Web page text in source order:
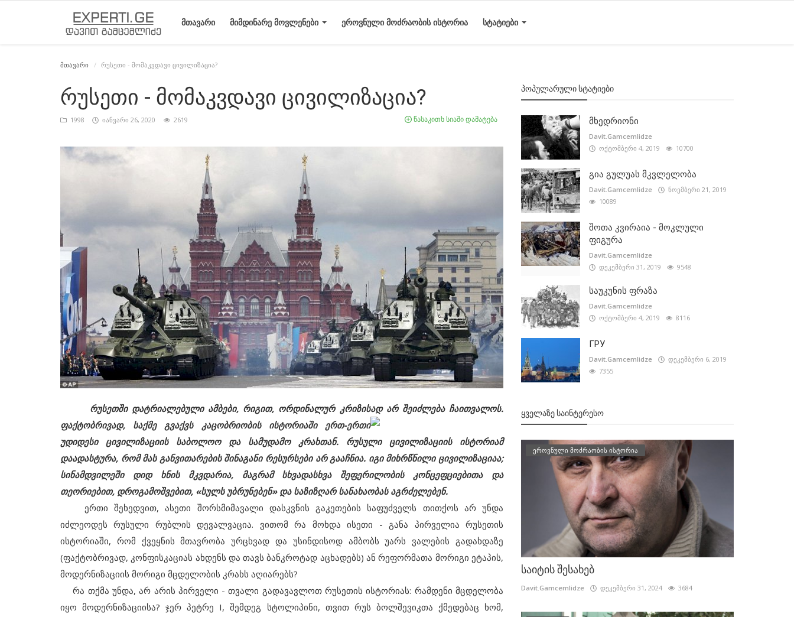
ᲛᲗᲐᲕᲐᲠᲘ ᲛᲘᲛᲓᲘᲜᲐᲠᲔ ᲛᲝᲕᲚᲔᲜᲔᲑᲘ ᲔᲠᲝᲕᲜᲣᲚᲘ ᲛᲝᲫᲠᲐᲝᲑᲘᲡ ᲘᲡᲢᲝᲠᲘᲐ ᲡᲢᲐᲢᲘᲔᲑᲘ
მოვლენები
მოძრაობის
მთავარი რუსეთი - მომაკვდავი ცივილიზაცია?
რუსეთი - მომაკვდავი ცივილიზაცია?
1998 იანვარი 26, 2020 2619 წასაკითხ სიაში დამატება
რუსეთში დატრიალებული ამბები, რიგით, ორდინალურ კრიზისად არ შეიძლება ჩაითვალოს.
ფაქტობრივად, საქმე გვაქვს კაცობრიობის ისტორიაში ერთ-ერთი
უდიდესი ცივილიზაციის საბოლოო და სამუდამო კრახთან. რუსული ცივილიზაციის ისტორიამ
დაადასტურა, რომ მას განვითარების შინაგანი რესურსები არ გააჩნია. იგი მიხრწნილი ცივილიზაციაა;
სინამდვილეში დიდ ხნის მკვდარია, მაგრამ სხვადასხვა შეფერილობის კონცეფციებითა და
თეორიებით, დროგამოშვებით, «სულს უბრუნებენ» და საზიზღარ სანახაობას აგრძელებენ.
ერთი შეხედვით, ასეთი შორსმიმავალი დასკვნის გაკეთების საფუძველს თითქოს არ უნდა
იძლეოდეს რუსული რუბლის დევალვაცია. ვითომ რა მოხდა ისეთი - განა პირველია რუსეთის
ისტორიაში, რომ ქვეყნის მთავრობა ურცხვად და უსინდისოდ ამბობს უარს ვალების გადახდაზე
(ფაქტობრივად, კონფისკაციას ახდენს და თავს ბანკროტად აცხადებს) ან რეფორმათა მორიგი ეტაპის,
მოდერნიზაციის მორიგი მცდელობის კრახს აღიარებს?
რა თქმა უნდა, არ არის პირველი - თვალი გადავავლოთ რუსეთის ისტორიას: რამდენი მცდელობა
იყო მოდერნიზაციისა? ჯერ პეტრე I, შემდეგ სტოლიპინი, თვით რუს ბოლშევიკთა ქმედებაც ხომ,
ᲞᲝᲞᲣᲚᲐᲠᲣᲚᲘ ᲡᲢᲐᲢᲘᲔᲑᲘ
მხედრიონი
Davit.Gamcemlidze
ოქტომბერი 4, 2019
10700
გია გულუას მკვლელობა
Davit.Gamcemlidze
ნოემბერი 21, 2019
10089
შოთა კვირაია - მოკლული
ფიგურა
Davit.Gamcemlidze
დეკემბერი 31, 2019
9548
საუკუნის ფრაზა
Davit.Gamcemlidze
ოქტომბერი 4, 2019
8116
ГРУ
Davit.Gamcemlidze
დეკემბერი 6, 2019
7355
ᲧᲕᲔᲚᲐᲖᲔ ᲡᲐᲘᲜᲢᲔᲠᲔᲡᲝ
ეროვნული მოძრაობის ისტორია
საიტის შესახებ
Davit.Gamcemlidze დეკემბერი 31, 2024 3684